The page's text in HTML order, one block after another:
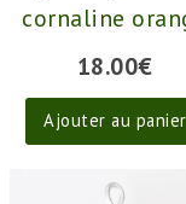
cornaline
18.00€
Ajouter au panier